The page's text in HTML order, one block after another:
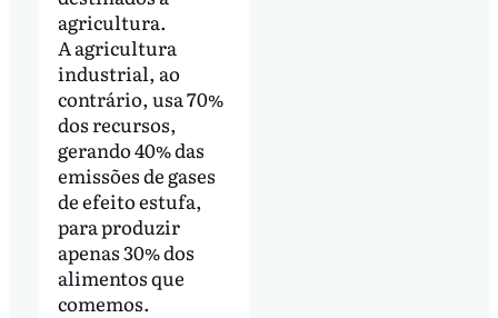
agricultura.
A agricultura
industrial, ao
contrário, usa 70%
dos recursos,
gerando 40% das
emissões de gases
de efeito estufa,
para produzir
apenas 30% dos
alimentos que
comemos.